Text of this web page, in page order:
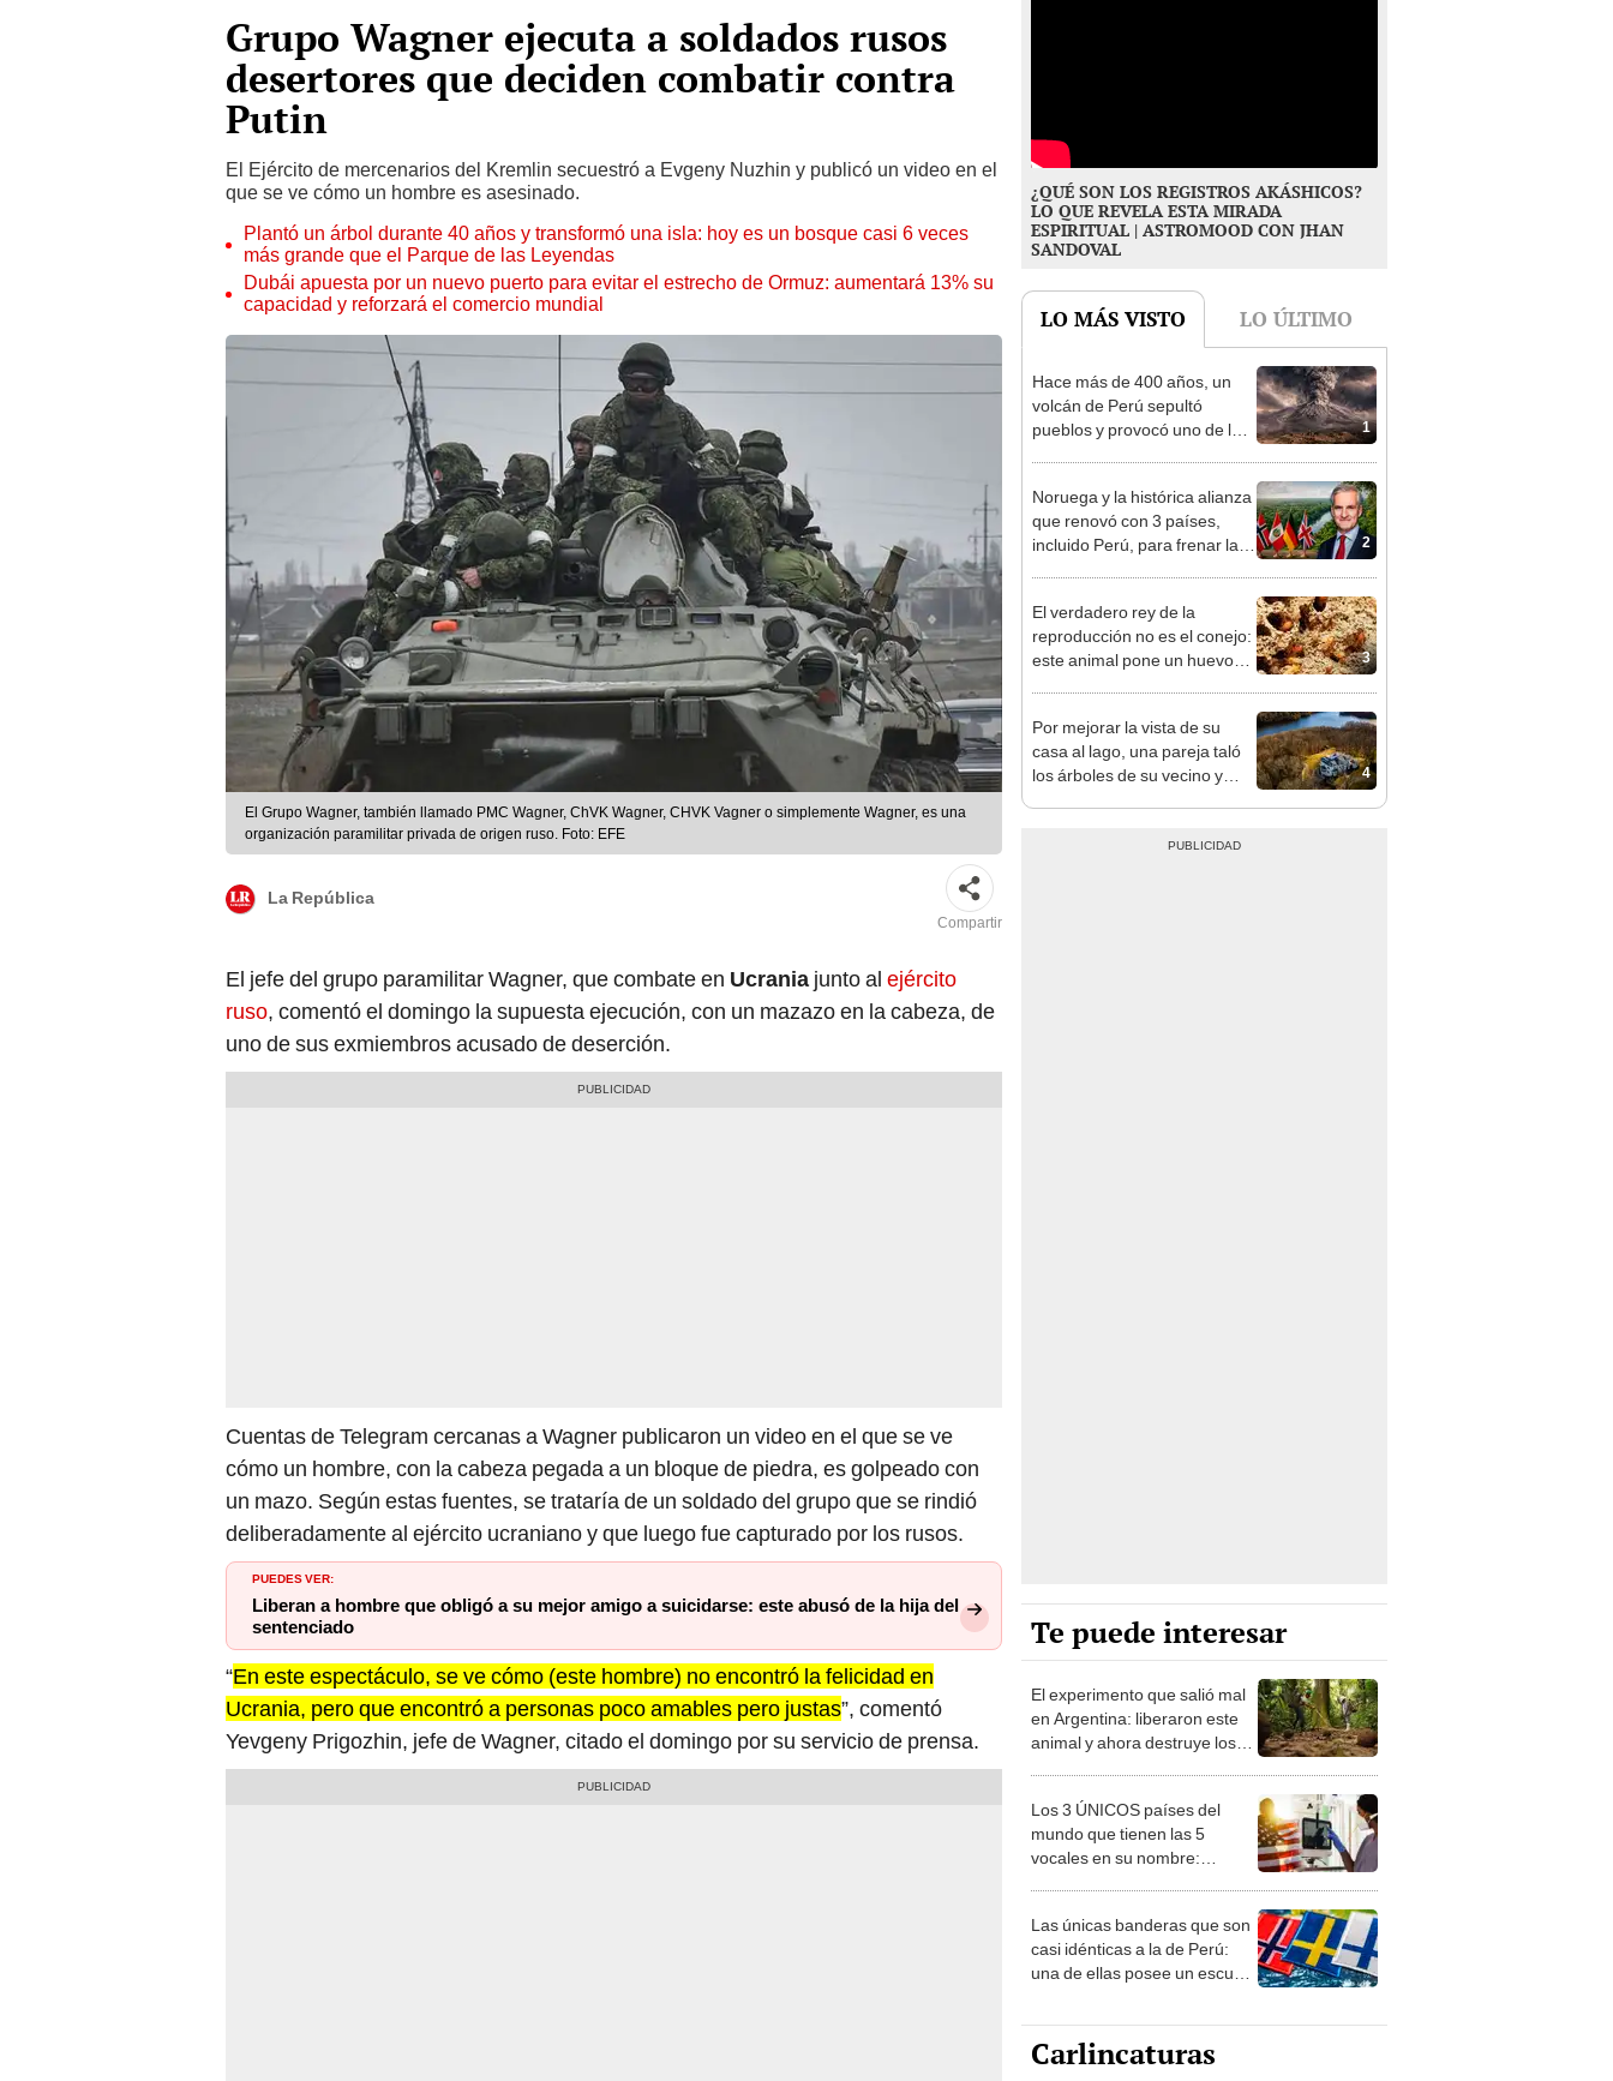
Grupo Wagner ejecuta a soldados rusos
desertores que deciden combatir contra
Putin
El Ejército de mercenarios del Kremlin secuestró a Evgeny Nuzhin y publicó un video en el
que se ve cómo un hombre es asesinado.
Plantó un árbol durante 40 años y transformó una isla: hoy es un bosque casi 6 veces
más grande que el Parque de las Leyendas
Dubái apuesta por un nuevo puerto para evitar el estrecho de Ormuz: aumentará 13% su
capacidad y reforzará el comercio mundial
El Grupo Wagner, también llamado PMC Wagner, ChVK Wagner, CHVK Vagner o simplemente Wagner, es una
organización paramilitar privada de origen ruso. Foto: EFE
La República
Compartir
El jefe del grupo paramilitar Wagner, que combate en Ucrania junto al ejército
ruso, comentó el domingo la supuesta ejecución, con un mazazo en la cabeza, de
uno de sus exmiembros acusado de deserción.
Cuentas de Telegram cercanas a Wagner publicaron un video en el que se ve
cómo un hombre, con la cabeza pegada a un bloque de piedra, es golpeado con
un mazo. Según estas fuentes, se trataría de un soldado del grupo que se rindió
deliberadamente al ejército ucraniano y que luego fue capturado por los rusos.
PUEDES VER:
Liberan a hombre que obligó a su mejor amigo a suicidarse: este abusó de la hija del
sentenciado
“En este espectáculo, se ve cómo (este hombre) no encontró la felicidad en
Ucrania, pero que encontró a personas poco amables pero justas”, comentó
Yevgeny Prigozhin, jefe de Wagner, citado el domingo por su servicio de prensa.
¿QUÉ SON LOS REGISTROS AKÁSHICOS?
LO QUE REVELA ESTA MIRADA
ESPIRITUAL | ASTROMOOD CON JHAN
SANDOVAL
LO MÁS VISTO LO ÚLTIMO
1
Hace más de 400 años, un
volcán de Perú sepultó
pueblos y provocó uno de los
2
Noruega y la histórica alianza
que renovó con 3 países,
incluido Perú, para frenar la
3
El verdadero rey de la
reproducción no es el conejo:
este animal pone un huevo
habita la Antártida
4
Por mejorar la vista de su
casa al lago, una pareja taló
los árboles de su vecino y
Te puede interesar
El experimento que salió mal
en Argentina: liberaron este
animal y ahora destruye los
Los 3 ÚNICOS países del
mundo que tienen las 5
vocales en su nombre:
Las únicas banderas que son
casi idénticas a la de Perú:
una de ellas posee un escudo
Carlincaturas